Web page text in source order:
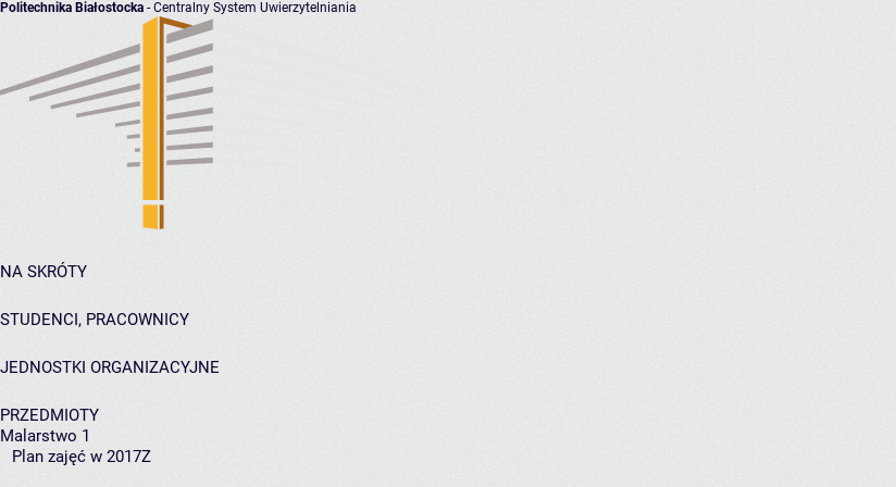
Politechnika Białostocka - Centralny System Uwierzytelniania
NA SKRÓTY
STUDENCI, PRACOWNICY
JEDNOSTKI ORGANIZACYJNE
PRZEDMIOTY
Malarstwo 1
Plan zajęć w 2017Z